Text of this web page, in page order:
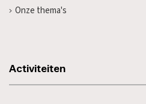
Onze thema's
Activiteiten